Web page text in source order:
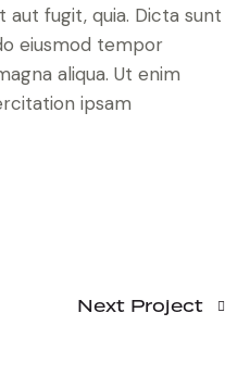
fugit, quia. Dicta sunt
eiusmod tempor
aliqua. Ut enim
ipsam
Next Project